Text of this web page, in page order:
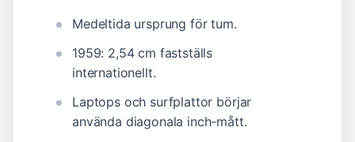
Medeltida ursprung för tum.
1959: 2,54 cm fastställs
internationellt.
Laptops och surfplattor börjar
använda diagonala inch-mått.